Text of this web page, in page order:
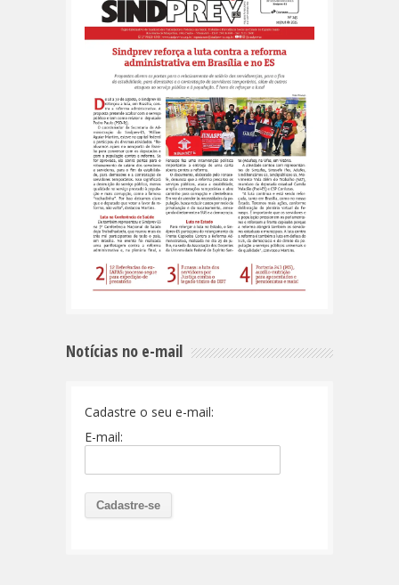
Notícias no e-mail
Cadastre o seu e-mail:
E-mail: